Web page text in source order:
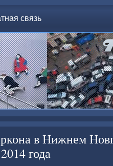
связь
в Нижнем
года